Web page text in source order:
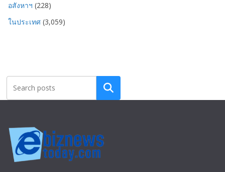
อสังหาฯ (228)
ในประเทศ (3,059)
Search